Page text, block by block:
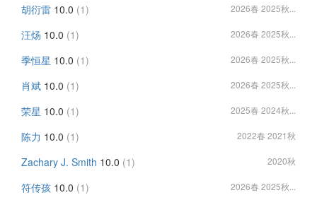
胡衍雷 10.0 (1) 2026春 2025秋...
汪炀 10.0 (1) 2026春 2025秋...
季恒星 10.0 (1) 2026春 2025秋...
肖斌 10.0 (1) 2026春 2025秋...
荣星 10.0 (1) 2025春 2024秋...
陈力 10.0 (1) 2022春 2021秋
Zachary J. Smith 10.0 (1) 2020秋
符传孩 10.0 (1) 2026春 2025秋...